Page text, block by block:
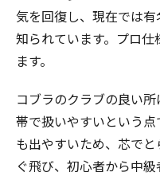
気を回復し、現在では
知られています。プロ
ます。
コブラのクラブの良い
帯で扱いやすいという
も出やすいため、芯で
ぐ飛び、初心者から中